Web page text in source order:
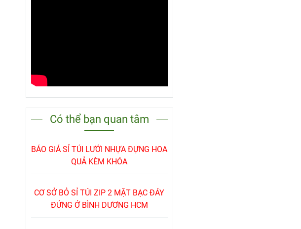
Có thể bạn quan tâm
BÁO GIÁ SỈ TÚI LƯỚI NHỰA ĐỰNG HOA
QUẢ KÈM KHÓA
CƠ SỞ BỎ SỈ TÚI ZIP 2 MẶT BẠC ĐÁY
ĐỨNG Ở BÌNH DƯƠNG HCM